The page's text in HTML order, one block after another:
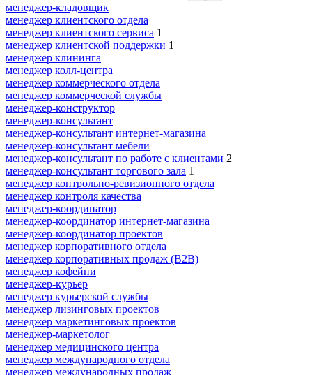
менеджер-кладовщик
менеджер клиентского отдела
менеджер клиентского сервиса 1
менеджер клиентской поддержки 1
менеджер клининга
менеджер колл-центра
менеджер коммерческого отдела
менеджер коммерческой службы
менеджер-конструктор
менеджер-консультант
менеджер-консультант интернет-магазина
менеджер-консультант мебели
менеджер-консультант по работе с клиентами 2
менеджер-консультант торгового зала 1
менеджер контрольно-ревизионного отдела
менеджер контроля качества
менеджер-координатор
менеджер-координатор интернет-магазина
менеджер-координатор проектов
менеджер корпоративного отдела
менеджер корпоративных продаж (B2B)
менеджер кофейни
менеджер-курьер
менеджер курьерской службы
менеджер лизинговых проектов
менеджер маркетинговых проектов
менеджер-маркетолог
менеджер медицинского центра
менеджер международного отдела
менеджер международных продаж